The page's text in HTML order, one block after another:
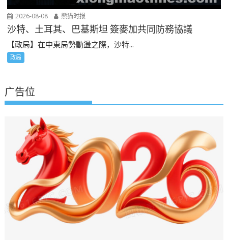
2026-08-08 熊猫时报
沙特、土耳其、巴基斯坦 簽麥加共同防務協議
【政局】在中東局勢動盪之際，沙特...
政局
广告位